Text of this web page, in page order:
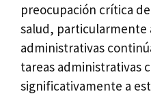
preocupación crítica
salud, particularmente
administrativas
tareas administrativas
significativamente a